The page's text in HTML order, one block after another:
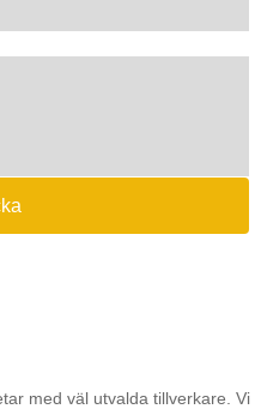
med väl utvalda tillverkare. Vi